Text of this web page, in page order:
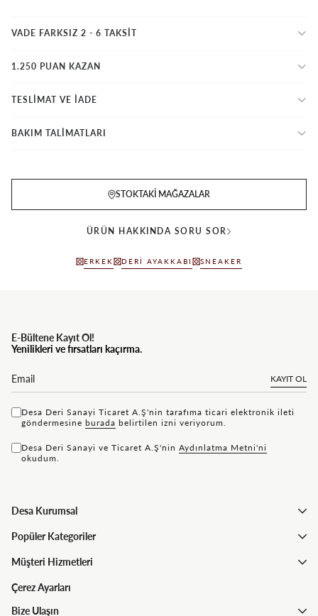
VADE FARKSIZ 2 - 6 TAKSIT
1.250 PUAN KAZAN
TESLİMAT VE İADE
BAKIM TALİMATLARI
STOKTAKI MAĞAZALAR
ÜRÜN HAKKINDA SORU SOR
ERKEK DERI AYAKKABI SNEAKER
E-Bültene Kayıt Ol!
Yenilikleri ve fırsatları kaçırma.
KAYIT OL
Desa Deri Sanayi Ticaret A.Ş'nin tarafıma ticari elektronik ileti
göndermesine bu rada belirtilen izni veriyorum.
Desa Deri Sanayi ve Ticaret A.Ş'nin Aydınlatma Metni'ni
okudum.
Desa Kurumsal
Popüler Kategoriler
Müşteri Hizmetleri
Çerez Ayarları
Bize Ulaşın